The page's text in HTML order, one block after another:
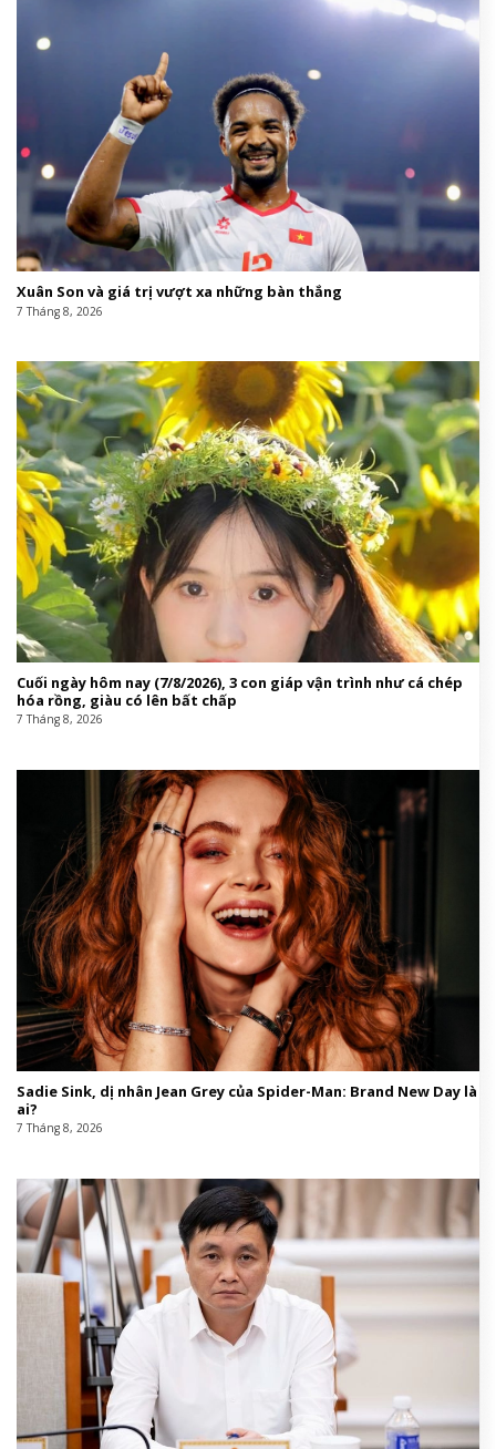
Xuân Son và giá trị vượt xa những bàn thắng
7 Tháng 8, 2026
Cuối ngày hôm nay (7/8/2026), 3 con giáp vận trình như cá chép
hóa rồng, giàu có lên bất chấp
7 Tháng 8, 2026
Sadie Sink, dị nhân Jean Grey của Spider-Man: Brand New Day là
ai?
7 Tháng 8, 2026